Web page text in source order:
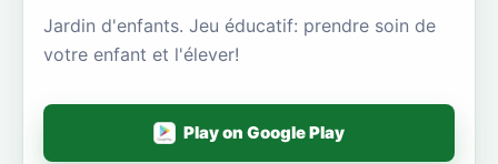
Jardin d'enfants. Jeu éducatif: prendre soin de
votre enfant et l'élever!
Play on Google Play